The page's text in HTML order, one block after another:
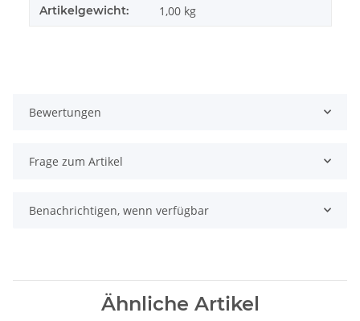
Artikelgewicht: 1,00 kg
Bewertungen
Frage zum Artikel
Benachrichtigen, wenn verfügbar
Ähnliche Artikel